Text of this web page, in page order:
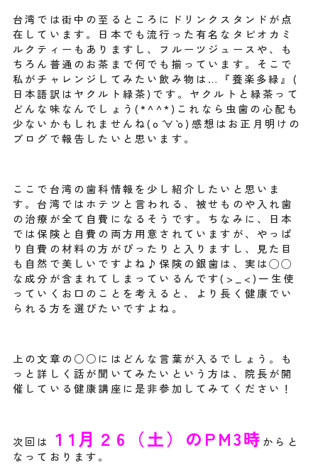
台湾では街中の至るところにドリンクスタンドが点
在しています。 日本でも流行った有名なタピオカミ
ルクティーもありますし、 フルーツジュースや、 も
ちろん普通のお茶まで何でも揃っています。 そこで
私がチャレンジしてみたい飲み物は…『養楽多緑』(
日本語訳はヤクルト緑茶)です。 ヤクルトと緑茶って
どんな味なんでしょう(*^^*) これなら虫歯の心配も
少ないかもしれませんね(о´∀`о) 感想はお正月明けの
ブログで報告したいと思います。
ここで台湾の歯科情報を少し紹介したいと思いま
す。台湾ではホテツと言われる、 被せものや入れ歯
の治療が全て自費になるそうです。ちなみに、 日本
では保険と自費の両方用意されていますが、 やっぱ
り自費の材料の方がぴったりと入りますし、
見た目
も自然で美しいですよね♪保険の銀歯は、実は◯◯
な成分が含まれてしまっているんです(>_<) 一生使
っていくお口のことを考えると、
より長く健康でい
られる方を選びたいですよね。
上の文章の○○にはどんな言葉が入るでしょう。も
っと詳しく話が聞いてみたいという方は、 院長が開
催している健康講座に是非参加してみてください！
次回は １1月２6（土）のPM3時 からと
なっております。